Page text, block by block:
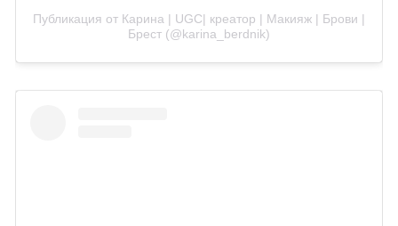
Публикация от Карина | UGC| креатор | Макияж | Брови |
Брест (@karina_berdnik)